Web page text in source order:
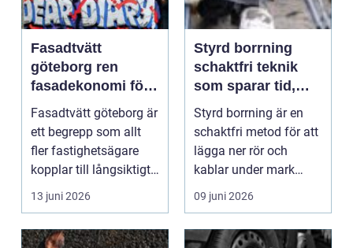
Fasadtvätt
göteborg ren
fasadekonomi för
hus och
fastigheter
Fasadtvätt göteborg är
ett begrepp som allt
fler fastighetsägare
kopplar till långsiktigt
underhåll,...
13 juni 2026
Styrd borrning
schaktfri teknik
som sparar tid,
mark och miljö
Styrd borrning är en
schaktfri metod för att
lägga ner rör och
kablar under mark
utan att gräva upp ...
09 juni 2026